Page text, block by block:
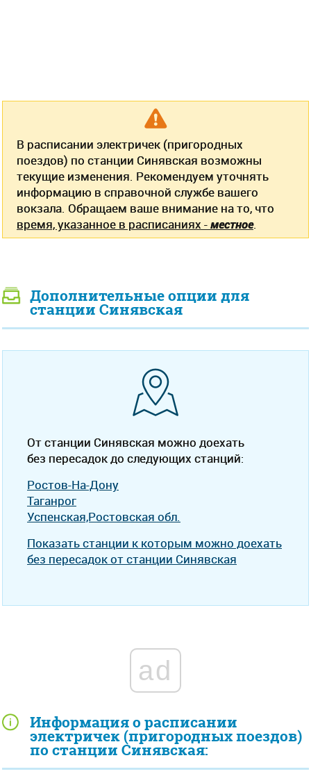
Информация о расписании
электричек (пригородных поездов)
по станции Синявская:
В расписании электричек (пригородных
поездов) по станции Синявская возможны
текущие изменения. Рекомендуем уточнять
информацию в справочной службе вашего
вокзала. Обращаем ваше внимание на то, что
время, указанное в расписаниях -местное.
Дополнительные опции для
станции Синявская
От станции Синявская можно доехать
без пересадок до следующих станций:
Ростов-На-Дону
Таганрог
Успенская,Ростовская обл.
Показать станции к которым можно доехать
без пересадок от станции Синявская
ad